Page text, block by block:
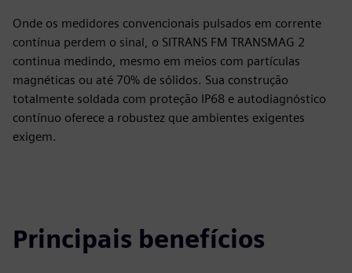
Onde os medidores convencionais pulsados em corrente
contínua perdem o sinal, o SITRANS FM TRANSMAG 2
continua medindo, mesmo em meios com partículas
magnéticas ou até 70% de sólidos. Sua construção
totalmente soldada com proteção IP68 e autodiagnóstico
contínuo oferece a robustez que ambientes exigentes
exigem.
Principais benefícios